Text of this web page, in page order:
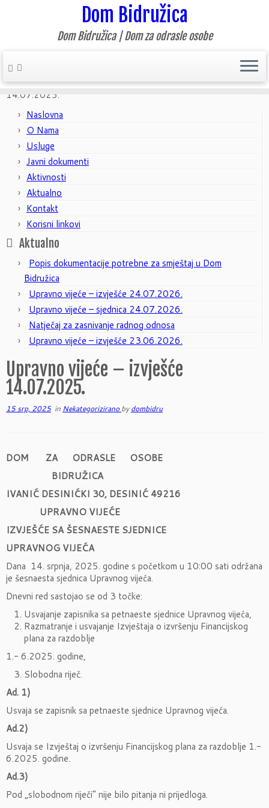
Dom Bidružica
Dom Bidružica | Dom za odrasle osobe
Home»Aktualno»Nekategorizirano»Upravno vijeće – izvješće
14.07.2025.
Naslovna
O Nama
Usluge
Javni dokumenti
Aktivnosti
Aktualno
Kontakt
Korisni linkovi
Aktualno
Popis dokumentacije potrebne za smještaj u Dom
Bidružica
Upravno vijeće – izvješće 24.07.2026.
Upravno vijeće – sjednica 24.07.2026.
Natječaj za zasnivanje radnog odnosa
Upravno vijeće – izvješće 23.06.2026.
Upravno vijeće – izvješće
14.07.2025.
15 srp, 2025in Nekategoriziranobydombidru
DOM ZA ODRASLE OSOBE
BIDRUŽICA
IVANIĆ DESINIĆKI 30, DESINIĆ 49216
UPRAVNO VIJEĆE
IZVJEŠĆE SA ŠESNAESTE SJEDNICE
UPRAVNOG VIJEĆA
Dana 14. srpnja, 2025. godine s početkom u 10:00 sati održana
je šesnaesta sjednica Upravnog vijeća.
Dnevni red sastojao se od 3 točke:
Usvajanje zapisnika sa petnaeste sjednice Upravnog vijeća,
Razmatranje i usvajanje Izvještaja o izvršenju Financijskog
plana za razdoblje
1.- 6.2025. godine,
Slobodna riječ.
Ad. 1)
Usvaja se zapisnik sa petnaeste sjednice Upravnog vijeća.
Ad.2)
Usvaja se Izvještaj o izvršenju Financijskog plana za razdoblje 1.-
6.2025. godine.
Ad.3)
Pod „slobodnom riječi“ nije bilo pitanja ni prijedloga.